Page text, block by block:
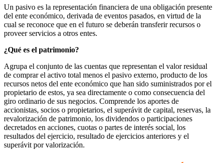
Un pasivo es la representación financiera de una obligación presente
del ente económico, derivada de eventos pasados, en virtud de la
cual se reconoce que en el futuro se deberán transferir recursos o
proveer servicios a otros entes.
¿Qué es el patrimonio?
Agrupa el conjunto de las cuentas que representan el valor residual
de comprar el activo total menos el pasivo externo, producto de los
recursos netos del ente económico que han sido suministrados por el
propietario de estos, ya sea directamente o como consecuencia del
giro ordinario de sus negocios. Comprende los aportes de
accionistas, socios o propietarios, el superávit de capital, reservas, la
revalorización de patrimonio, los dividendos o participaciones
decretados en acciones, cuotas o partes de interés social, los
resultados del ejercicio, resultado de ejercicios anteriores y el
superávit por valorización.